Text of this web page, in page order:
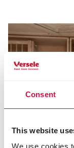
Consent
This website
We use cookies